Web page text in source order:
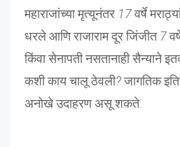
महाराजांच्या मृत्यूनंतर 17वर्षे
धरले आणि राजाराम दूर जिंजीत7
किंवा सेनापती नसतानाही सैन्याने
कशी काय चालू ठेवली?जागतिक
अनोखे उदाहरण असू शकते.